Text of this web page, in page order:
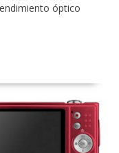
óptico